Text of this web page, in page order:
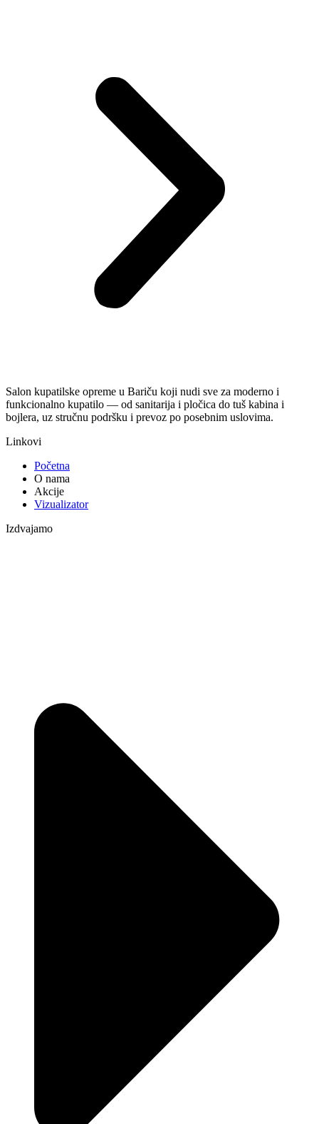
Salon kupatilske opreme u Bariču koji nudi sve za moderno i
funkcionalno kupatilo — od sanitarija i pločica do tuš kabina i
bojlera, uz stručnu podršku i prevoz po posebnim uslovima.
Linkovi
Početna
O nama
Akcije
Vizualizator
Izdvajamo